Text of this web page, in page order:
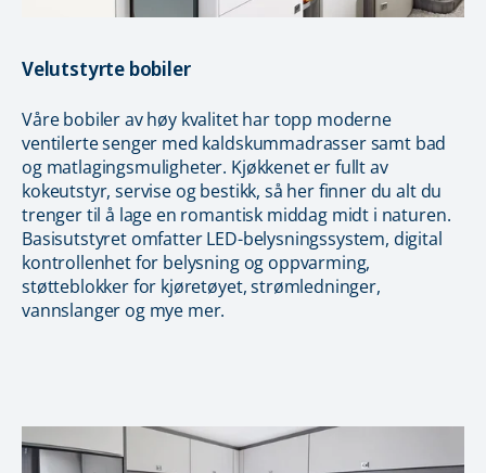
Velutstyrte bobiler
Våre bobiler av høy kvalitet har topp moderne
ventilerte senger med kaldskummadrasser samt bad
og matlagingsmuligheter. Kjøkkenet er fullt av
kokeutstyr, servise og bestikk, så her finner du alt du
trenger til å lage en romantisk middag midt i naturen.
Basisutstyret omfatter LED-belysningssystem, digital
kontrollenhet for belysning og oppvarming,
støtteblokker for kjøretøyet, strømledninger,
vannslanger og mye mer.